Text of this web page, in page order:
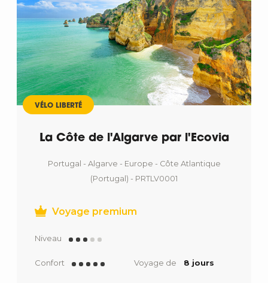
VÉLO LIBERTÉ
La Côte de l'Algarve par l'Ecovia
Portugal - Algarve - Europe - Côte Atlantique
(Portugal) - PRTLV0001
Voyage premium
Niveau
Confort Voyage de 8 jours